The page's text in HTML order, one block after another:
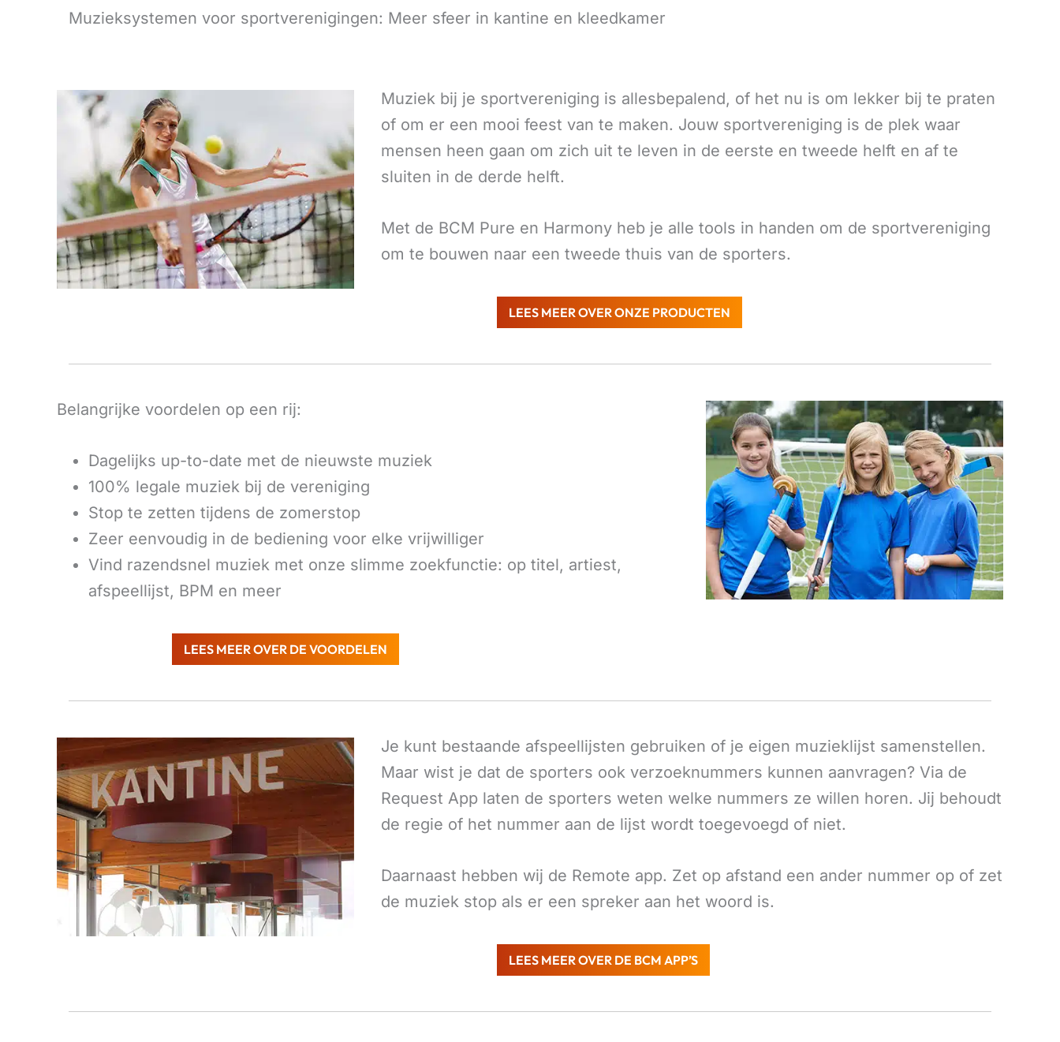
Muzieksystemen voor sportverenigingen: Meer sfeer in kantine en kleedkamer
Muziek bij je sportvereniging is allesbepalend, of het nu is om lekker bij te praten
of om er een mooi feest van te maken. Jouw sportvereniging is de plek waar
mensen heen gaan om zich uit te leven in de eerste en tweede helft en af te
sluiten in de derde helft.
Met de BCM Pure en Harmony heb je alle tools in handen om de sportvereniging
om te bouwen naar een tweede thuis van de sporters.
LEES MEER OVER ONZE PRODUCTEN
Belangrijke voordelen op een rij:
Dagelijks up-to-date met de nieuwste muziek
100% legale muziek bij de vereniging
Stop te zetten tijdens de zomerstop
Zeer eenvoudig in de bediening voor elke vrijwilliger
Vind razendsnel muziek met onze slimme zoekfunctie: op titel, artiest,
afspeellijst, BPM en meer
LEES MEER OVER DE VOORDELEN
Je kunt bestaande afspeellijsten gebruiken of je eigen muzieklijst samenstellen.
Maar wist je dat de sporters ook verzoeknummers kunnen aanvragen? Via de
Request App laten de sporters weten welke nummers ze willen horen. Jij behoudt
de regie of het nummer aan de lijst wordt toegevoegd of niet.
Daarnaast hebben wij de Remote app. Zet op afstand een ander nummer op of zet
de muziek stop als er een spreker aan het woord is.
LEES MEER OVER DE BCM APP’S